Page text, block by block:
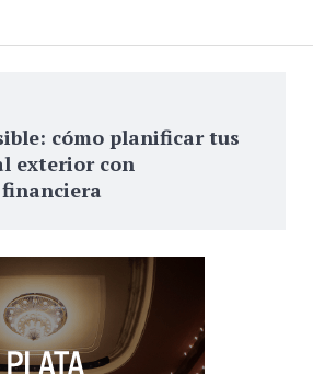
cómo planificar tus
exterior con